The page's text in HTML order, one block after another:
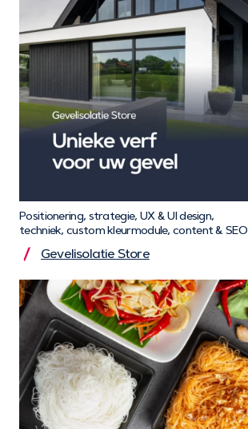
Positionering, strategie, UX & UI design,
techniek, custom kleurmodule, content & SEO
Gevelisolatie Store